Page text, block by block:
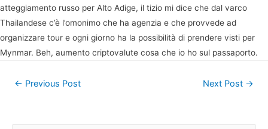
atteggiamento russo per Alto Adige, il tizio mi dice che dal varco
Thailandese c’è l’omonimo che ha agenzia e che provvede ad
organizzare tour e ogni giorno ha la possibilità di prendere visti per
Mynmar. Beh, aumento criptovalute cosa che io ho sul passaporto.
Post
← Previous Post Next Post →